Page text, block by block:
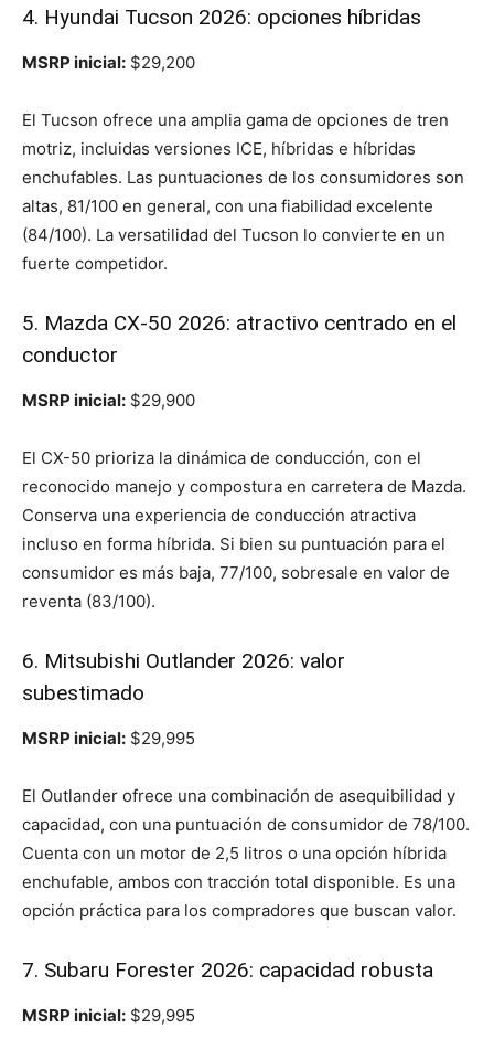
4. Hyundai Tucson 2026: opciones híbridas
MSRP inicial: $29,200
El Tucson ofrece una amplia gama de opciones de tren
motriz, incluidas versiones ICE, híbridas e híbridas
enchufables. Las puntuaciones de los consumidores son
altas, 81/100 en general, con una fiabilidad excelente
(84/100). La versatilidad del Tucson lo convierte en un
fuerte competidor.
5. Mazda CX-50 2026: atractivo centrado en el
conductor
MSRP inicial: $29,900
El CX-50 prioriza la dinámica de conducción, con el
reconocido manejo y compostura en carretera de Mazda.
Conserva una experiencia de conducción atractiva
incluso en forma híbrida. Si bien su puntuación para el
consumidor es más baja, 77/100, sobresale en valor de
reventa (83/100).
6. Mitsubishi Outlander 2026: valor
subestimado
MSRP inicial: $29,995
El Outlander ofrece una combinación de asequibilidad y
capacidad, con una puntuación de consumidor de 78/100.
Cuenta con un motor de 2,5 litros o una opción híbrida
enchufable, ambos con tracción total disponible. Es una
opción práctica para los compradores que buscan valor.
7. Subaru Forester 2026: capacidad robusta
MSRP inicial: $29,995